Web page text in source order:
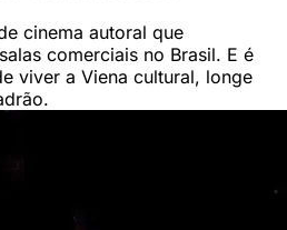
cinema autoral que
comerciais no Brasil. E é
viver a Viena cultural, longe